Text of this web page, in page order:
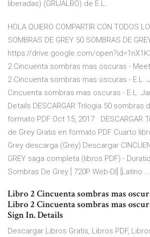
liberadas) (GRIJALBO) de E.L.
HOLA QUIERO COMPARTIR CON TODOS
SOMBRAS DE GREY 50 SOMBRAS DE
https://drive.google.com/
2 Cincuenta sombras mas oscuras -
2 Cincuenta sombras mas oscuras - E.L.
Cincuenta sombras mas oscuras - E.L.
Details DESCARGAR Trilogia 50 sombras
formato PDF Oct 15, 2017 · DESCARGAR
de Grey Gratis en formato PDF Cuarto
Grey descarga (Grey) Descargar
GREY saga completa (libros PDF) -
Sombras De Grey [ 720P Web-Dl] [Latino ...
Libro 2 Cincuenta sombras mas
Libro 2 Cincuenta sombras mas
Sign In. Details
Descargar Libros Gratis, Libros PDF,